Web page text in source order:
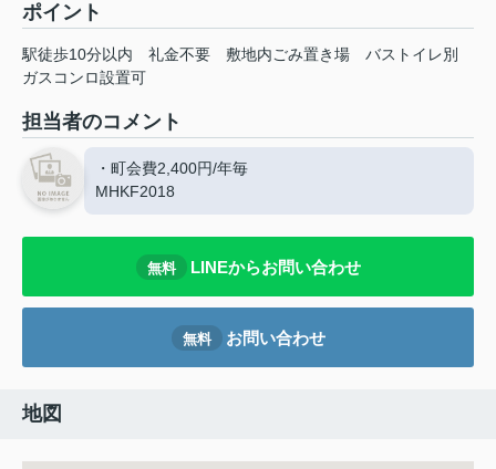
ポイント
駅徒歩10分以内 礼金不要 敷地内ごみ置き場
バストイレ別
ガスコンロ設置可
担当者のコメント
・町会費2,400円/年毎
MHKF2018
無料 LINEからお問い合わせ
無料 お問い合わせ
地図